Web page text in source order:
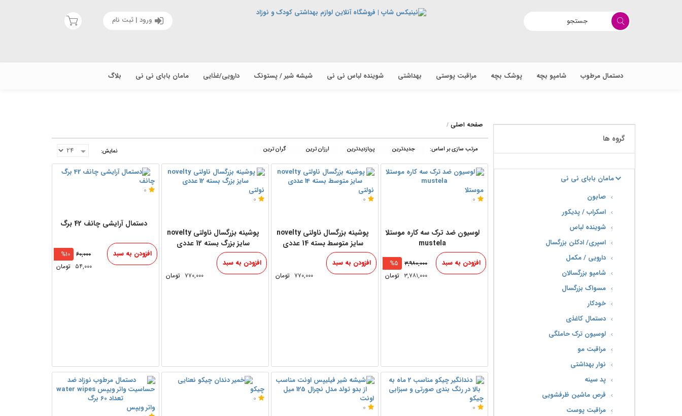
ورود | ثبت نام
دستمال مرطوب شامپو بچه پوشک بچه مراقبت پوستی بهداشتی شوینده لباس نی نی شیشه شیر / پستونک دارویی/غذایی مامان بابای نی نی بلاگ
صفحه اصلی
مرتب سازی بر اساس: جدیدترین پربازدیدترین ارزان ترین گران ترین نمایش:
چانف
0
دستمال آرایشی چانف 42 برگ
افزودن به سبد %10
۶۰,۰۰۰
۵۴,۰۰۰ تومان
نولتی
0
پوشینه بزرگسال ناولتی novelty
سایز بزرگ بسته 12 عددی
افزودن به سبد
۷۷۰,۰۰۰ تومان
نولتی
0
پوشینه بزرگسال ناولتی novelty
سایز متوسط بسته 14 عددی
افزودن به سبد
۷۷۰,۰۰۰ تومان
موستلا
0
لوسیون ضد ترک سه کاره موستلا
mustela
افزودن به سبد %5
۳,۹۸۰,۰۰۰
۳,۷۸۱,۰۰۰ تومان
واتر ویپس
چیکو
0
اونت
0
چیکو
0
گروه ها
مامان بابای نی نی
صابون
اسکراب / پدیکور
شوینده لباس
اسپری/ ادکلن بزرگسال
دارویی / مکمل
شامپو بزرگسالان
مسواک بزرگسال
خودکار
دستمال کاغذی
لوسیون ترک حاملگی
مراقبت مو
نوار بهداشتی
پد سینه
قرص ماشین ظرفشویی
مراقبت پوست